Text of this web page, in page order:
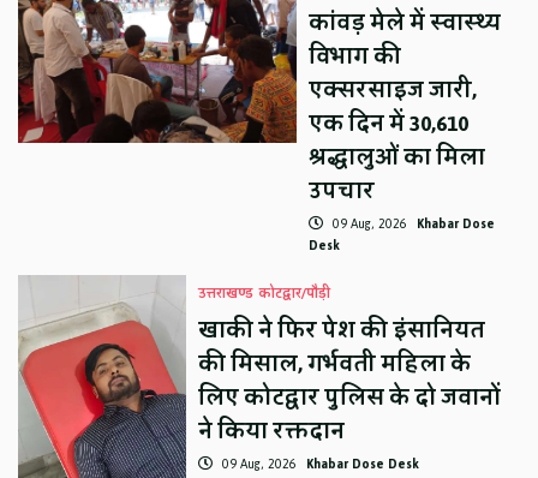
कांवड़ मेले में स्वास्थ्य
विभाग की
एक्सरसाइज जारी,
एक दिन में 30,610
श्रद्धालुओं का मिला
उपचार
09 Aug, 2026 Khabar Dose
Desk
उत्तराखण्ड कोटद्वार/पौड़ी
खाकी ने फिर पेश की इंसानियत
की मिसाल, गर्भवती महिला के
लिए कोटद्वार पुलिस के दो जवानों
ने किया रक्तदान
09 Aug, 2026 Khabar Dose Desk